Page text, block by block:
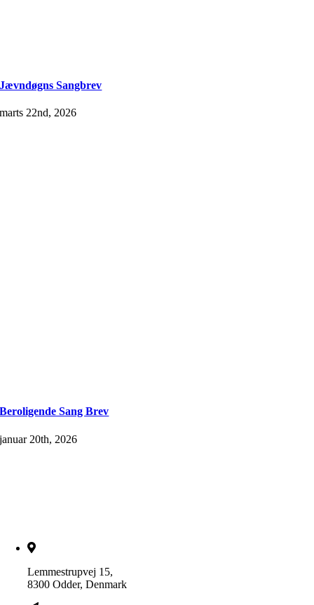
Jævndøgns Sangbrev
marts 22nd, 2026
Beroligende Sang Brev
januar 20th, 2026
Lemmestrupvej 15,
8300 Odder, Denmark